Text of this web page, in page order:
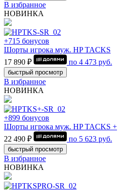
В избранное
НОВИНКА
+715 бонусов
Шорты игрока муж. HP TACKS
17 890 ₽
по 4 473 руб.
быстрый просмотр
В избранное
НОВИНКА
+899 бонусов
Шорты игрока муж. HP TACKS +
22 490 ₽
по 5 623 руб.
быстрый просмотр
В избранное
НОВИНКА